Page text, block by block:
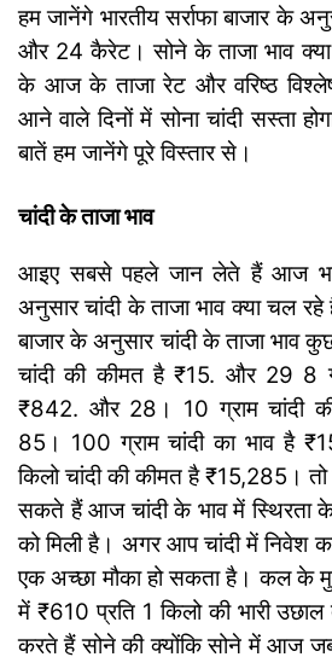
हम जानेंगे भारतीय सर्राफा बाजार के
और 24 कैरेट। सोने के ताजा भाव क्या
के आज के ताजा रेट और वरिष्ठ
आने वाले दिनों में सोना चांदी सस्ता
बातें हम जानेंगे पूरे विस्तार से।
चांदी के ताजा भाव
आइए सबसे पहले जान लेते हैं आज
अनुसार चांदी के ताजा भाव क्या चल
बाजार के अनुसार चांदी के ताजा भाव
चांदी की कीमत है ₹15. और 29 8
₹842. और 28। 10 ग्राम चांदी
85। 100 ग्राम चांदी का भाव है
किलो चांदी की कीमत है ₹15,285।
सकते हैं आज चांदी के भाव में स्थिरता
को मिली है। अगर आप चांदी में निवेश
एक अच्छा मौका हो सकता है। कल के
में ₹610 प्रति 1 किलो की भारी
करते हैं सोने की क्योंकि सोने में आज